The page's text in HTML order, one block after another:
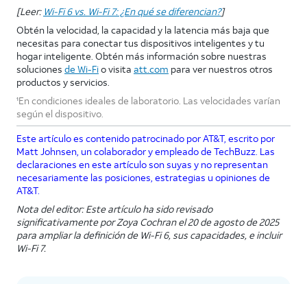
[Leer: Wi-Fi 6 vs. Wi-Fi 7: ¿En qué se diferencian?]
Obtén la velocidad, la capacidad y la latencia más baja que
necesitas para conectar tus dispositivos inteligentes y tu
hogar inteligente. Obtén más información sobre nuestras
soluciones de Wi-Fio visita att.com para ver nuestros otros
productos y servicios.
1En condiciones ideales de laboratorio. Las velocidades varían
según el dispositivo.
Este artículo es contenido patrocinado por AT&T, escrito por
Matt Johnsen, un colaborador y empleado de TechBuzz. Las
declaraciones en este artículo son suyas y no representan
necesariamente las posiciones, estrategias u opiniones de
AT&T.
Nota del editor: Este artículo ha sido revisado
significativamente por Zoya Cochran el 20 de agosto de 2025
para ampliar la definición de Wi-Fi 6, sus capacidades, e incluir
Wi-Fi 7.